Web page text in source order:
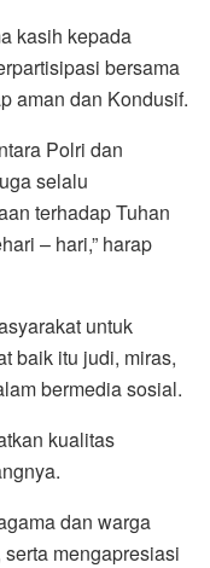
kasih kepada
bersama
aman dan Kondusif.
Polri dan
selalu
terhadap Tuhan
– hari,” harap
untuk
baik itu judi, miras,
bermedia sosial.
kualitas
dan warga
mengapresiasi